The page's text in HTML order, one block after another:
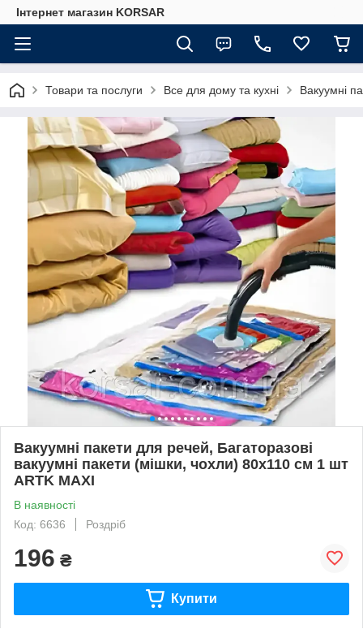
Iнтернет магазин KORSAR
Товари та послуги Все для дому та кухні Вакуумні
Вакуумні пакети для речей, Багаторазові
вакуумні пакети (мішки, чохли) 80x110 см 1 шт
ARTK MAXI
В наявності
Код: 6636
Роздріб
196 ₴
Купити